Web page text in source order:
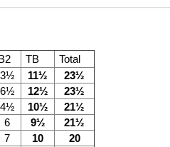
personalised
UNDER TIME
MORE DIRECT.
TB
Total
3½ 11½
23½
6½ 12½
23½
4½ 10½
21½
6 9½
21½
7 10
20